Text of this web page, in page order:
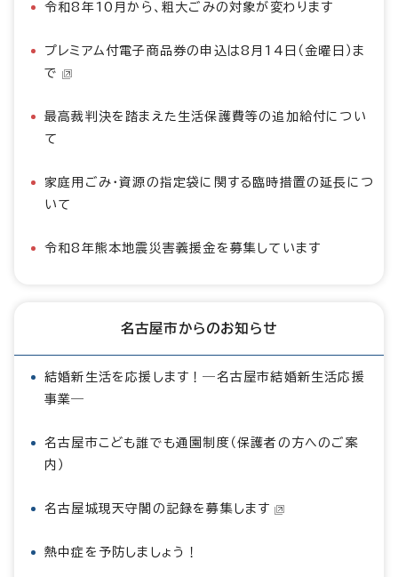
令和8年10月から、粗大ごみの対象が変わります
プレミアム付電子商品券の申込は8月14日（金曜日）ま
で
最高裁判決を踏まえた生活保護費等の追加給付につい
て
家庭用ごみ・資源の指定袋に関する臨時措置の延長につ
いて
令和8年熊本地震災害義援金を募集しています
名古屋市からのお知らせ
結婚新生活を応援します！―名古屋市結婚新生活応援
事業―
名古屋市こども誰でも通園制度（保護者の方へのご案
内）
名古屋城現天守閣の記録を募集します
熱中症を予防しましょう！